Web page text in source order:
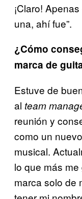
¡Claro!
una, ahí fue”.
¿Cómo
marca de
Estuve de
al team
reunión y
como un
musical.
lo que más
marca solo de